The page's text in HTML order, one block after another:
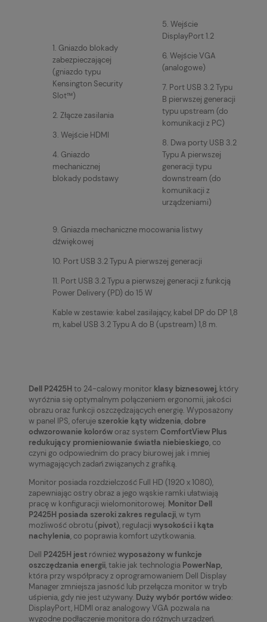
1. Gniazdo blokady
zabezpieczającej
(gniazdo typu
Kensington Security
Slot™)
2. Złącze zasilania
3. Wejście HDMI
4. Gniazdo
mechanicznej
blokady podstawy
5. Wejście
DisplayPort 1.2
6. Wejście VGA
(analogowe)
7. Port USB 3.2 Typu
B pierwszej generacji
typu upstream (do
komunikacji z PC)
8. Dwa porty USB 3.2
Typu A pierwszej
generacji typu
downstream (do
komunikacji z
urządzeniami)
9. Gniazda mechaniczne mocowania listwy
dźwiękowej
10. Port USB 3.2 Typu A pierwszej generacji
11. Port USB 3.2 Typu a pierwszej generacji z funkcją
Power Delivery (PD) do 15 W
Kable w zestawie: kabel zasilający, kabel DP do DP 1,8
m, kabel USB 3.2 Typu A do B (upstream) 1,8 m.
Dell P2425H to 24-calowy monitor klasy biznesowej, który
wyróżnia się optymalnym połączeniem ergonomii, jakości
obrazu oraz funkcji oszczędzających energię. Wyposażony
w panel IPS, oferuje szerokie kąty widzenia, dobre
odwzorowanie koloróworaz system ComfortView Plus
redukujący promieniowanie światła niebieskiego, co
czyni go odpowiednim do pracy biurowej jak i mniej
wymagających zadań związanych z grafiką.
Monitor posiada rozdzielczość Full HD (1920 x 1080),
zapewniając ostry obraz a jego wąskie ramki ułatwiają
pracę w konfiguracji wielomonitorowej. Monitor Dell
P2425H posiada szeroki zakres regulacji, w tym
możliwość obrotu (pivot), regulacji wysokości i kąta
nachylenia, co poprawia komfort użytkowania.
Dell P2425H jest również wyposażony w funkcje
oszczędzania energii, takie jak technologia PowerNap,
która przy współpracy z oprogramowaniem Dell Display
Manager zmniejsza jasność lub przełącza monitor w tryb
uśpienia, gdy nie jest używany. Duży wybór portów wideo:
DisplayPort, HDMI oraz analogowy VGA pozwala na
wygodne podłączenie monitora do różnych urządzeń.